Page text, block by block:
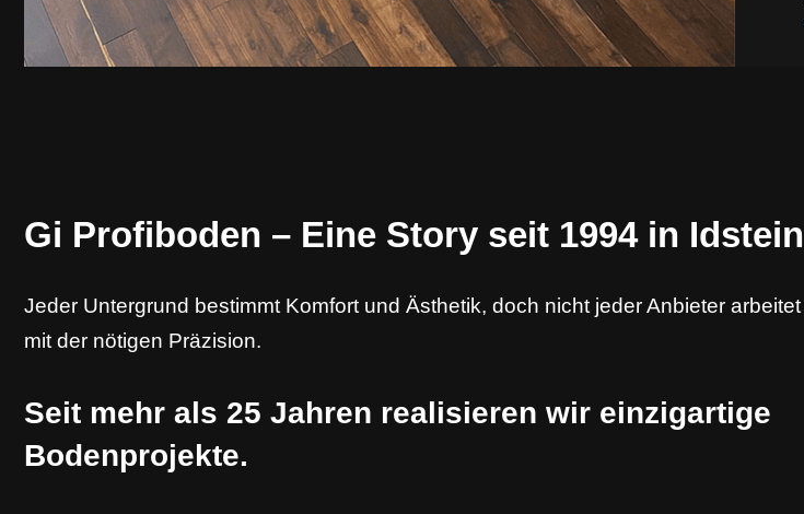
Gi Profiboden – Eine Story seit 1994 in Idstein
Jeder Untergrund bestimmt Komfort und Ästhetik, doch nicht jeder Anbieter arbeitet
mit der nötigen Präzision.
Seit mehr als 25 Jahren realisieren wir einzigartige
Bodenprojekte.